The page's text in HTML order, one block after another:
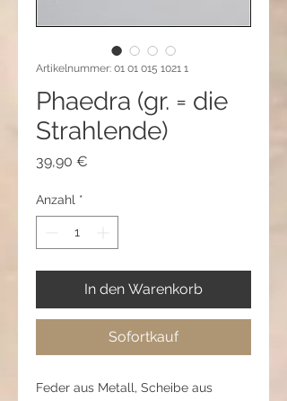
Artikelnummer: 01 01 015 1021 1
Phaedra (gr. = die
Strahlende)
39,90 €
Anzahl *
In den Warenkorb
Sofortkauf
Feder aus Metall, Scheibe aus